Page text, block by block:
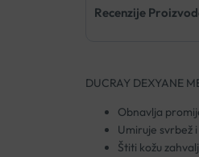
Recenzije
DUCRAY DEXYANE
Obnavlja
Umiruje svrbež
Štiti kožu